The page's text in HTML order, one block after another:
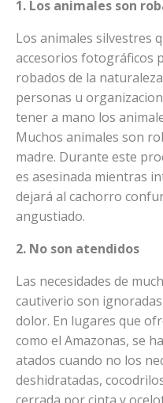
1. Los animales son
Los animales silvestres
accesorios fotográficos
robados de la
personas u
tener a mano los
Muchos animales son
madre. Durante este
es asesinada mientras
dejará al cachorro
angustiado.
2. No son atendidos
Las necesidades de
cautiverio son
dolor. En lugares que
como el Amazonas, se
atados cuando no los
deshidratadas,
cerrada por cinta y